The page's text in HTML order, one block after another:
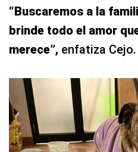
“Buscaremos a la
brinde todo el amor
merece”, enfatiza Cejo.